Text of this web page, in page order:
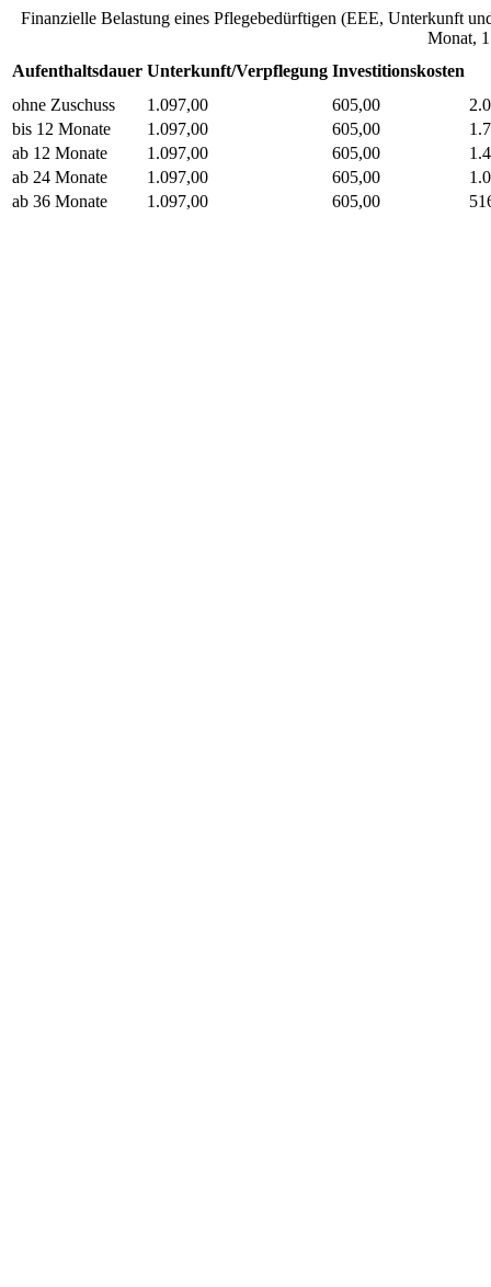
Finanzielle Belastung eines Pflegebedürftigen (EEE, Unterkunft
Monat,
Aufenthaltsdauer Unterkunft/Verpflegung Investitionskosten
ohne Zuschuss
1.097,00 605,00
bis 12 Monate
1.097,00 605,00
ab 12 Monate
1.097,00 605,00
ab 24 Monate
1.097,00 605,00
ab 36 Monate
1.097,00 605,00